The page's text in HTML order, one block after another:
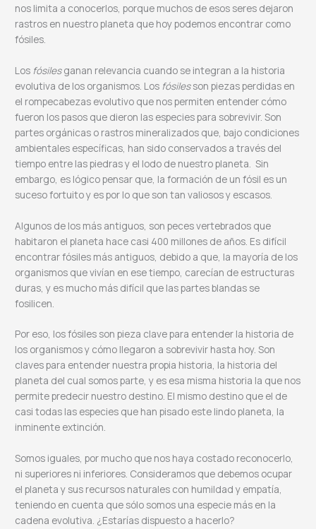
nos limita a conocerlos, porque muchos de esos seres dejaron
rastros en nuestro planeta que hoy podemos encontrar como
fósiles.
Los fósilesganan relevancia cuando se integran a la historia
evolutiva de los organismos. Los fósilesson piezas perdidas en
el rompecabezas evolutivo que nos permiten entender cómo
fueron los pasos que dieron las especies para sobrevivir. Son
partes orgánicas o rastros mineralizados que, bajo condiciones
ambientales específicas, han sido conservados a través del
tiempo entre las piedras y el lodo de nuestro planeta. Sin
embargo, es lógico pensar que, la formación de un fósil es un
suceso fortuito y es por lo que son tan valiosos y escasos.
Algunos de los más antiguos, son peces vertebrados que
habitaron el planeta hace casi 400 millones de años. Es difícil
encontrar fósiles más antiguos, debido a que, la mayoría de los
organismos que vivían en ese tiempo, carecían de estructuras
duras, y es mucho más difícil que las partes blandas se
fosilicen.
Por eso, los fósiles son pieza clave para entender la historia de
los organismos y cómo llegaron a sobrevivir hasta hoy. Son
claves para entender nuestra propia historia, la historia del
planeta del cual somos parte, y es esa misma historia la que nos
permite predecir nuestro destino. El mismo destino que el de
casi todas las especies que han pisado este lindo planeta, la
inminente extinción.
Somos iguales, por mucho que nos haya costado reconocerlo,
ni superiores ni inferiores. Consideramos que debemos ocupar
el planeta y sus recursos naturales con humildad y empatía,
teniendo en cuenta que sólo somos una especie más en la
cadena evolutiva. ¿Estarías dispuesto a hacerlo?